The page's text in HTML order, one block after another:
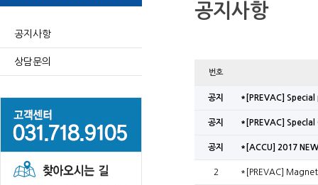
공지사항
상담문의
공지사항
번호
공지 *[PREVAC]
공지 *[PREVAC]
공지 *[ACCU] 2017
2 *[PREVAC]